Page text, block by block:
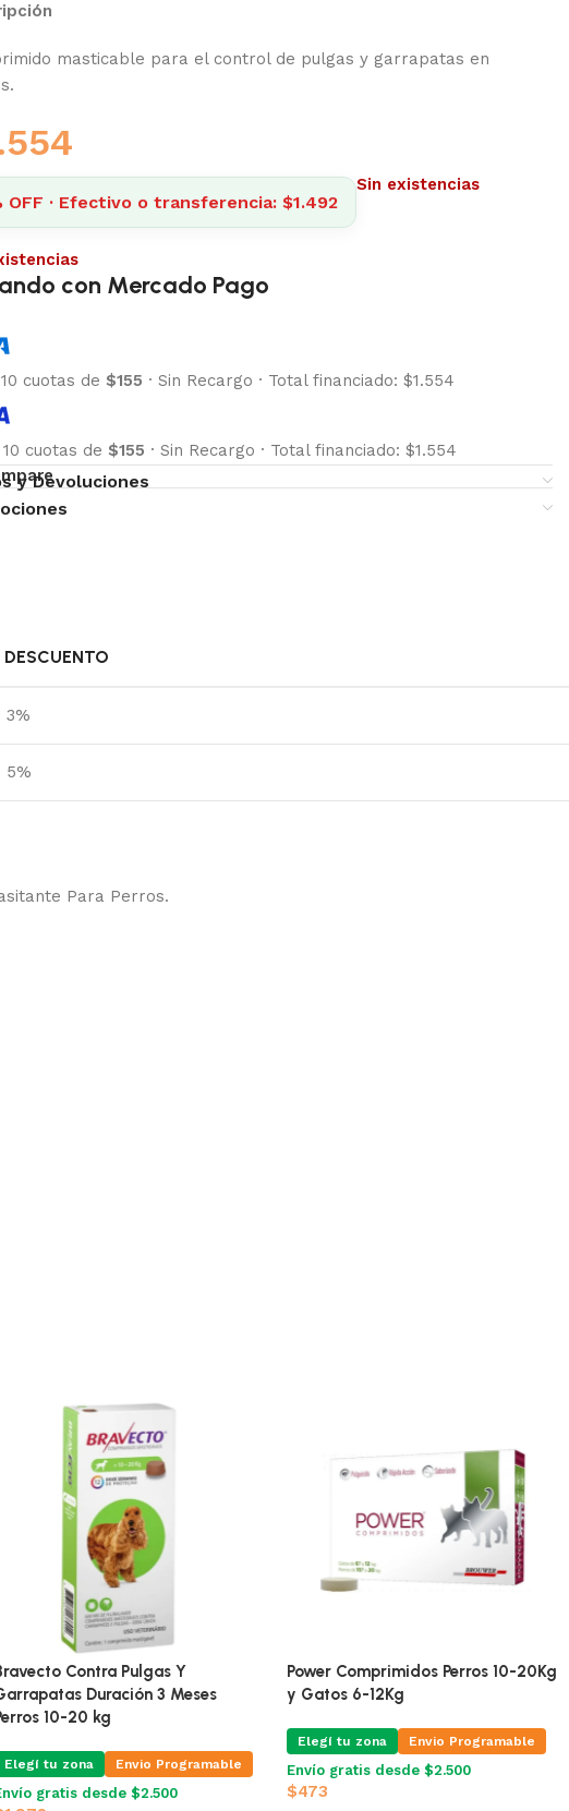
masticable para el control de pulgas y garrapatas en
OFF · Efectivo o transferencia: $1.492
Sin existencias
con Mercado Pago
10 cuotas de $155 · Sin Recargo · Total financiado: $1.554
10 cuotas de $155 · Sin Recargo · Total financiado: $1.554
y Devoluciones
DESCUENTO
3%
5%
Para Perros.
Contra Pulgas Y
Duración 3 Meses
10-20 kg
Elegí tu zona Envio Programable
gratis desde $2.500
Power Comprimidos Perros 10-20Kg
y Gatos 6-12Kg
Elegí tu zona Envio Programable
Envío gratis desde $2.500
$473